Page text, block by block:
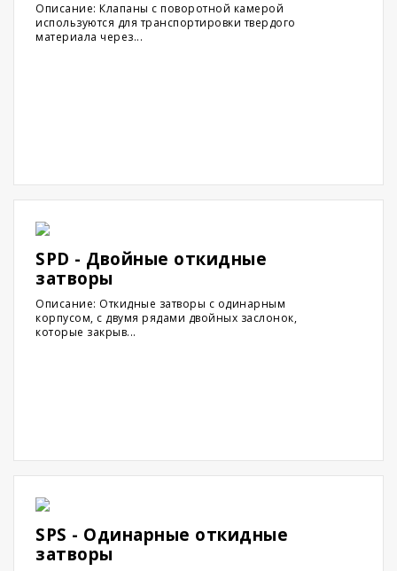
Описание: Клапаны с поворотной камерой
используются для транспортировки твердого
материала через...
SPD - Двойные откидные
затворы
Описание: Откидные затворы с одинарным
корпусом, с двумя рядами двойных заслонок,
которые закрыв...
SPS - Одинарные откидные
затворы